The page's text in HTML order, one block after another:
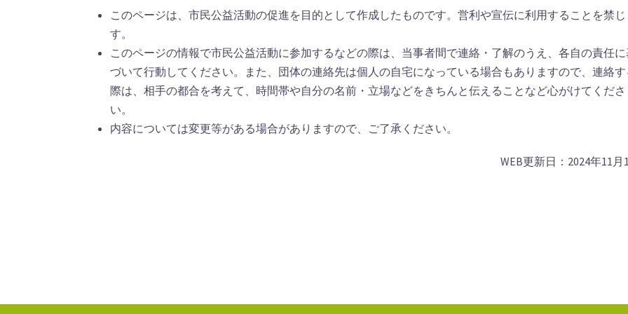
このページは、市民公益活動の促進を目的として作成したものです。営利や宣伝に利用することを禁じ
す。
このページの情報で市民公益活動に参加するなどの際は、当事者間で連絡・了解のうえ、各自の責任に
づいて行動してください。また、団体の連絡先は個人の自宅になっている場合もありますので、連絡す
際は、相手の都合を考えて、時間帯や自分の名前・立場などをきちんと伝えることなど心がけてくださ
い。
内容については変更等がある場合がありますので、ご了承ください。
WEB更新日：2024年11月